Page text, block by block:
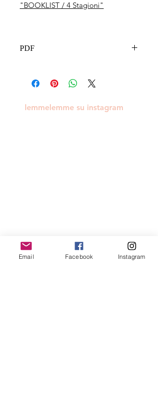
"BOOKLIST / 4 Stagioni"
PDF
lemmelemme su instagram
Email Facebook Instagram